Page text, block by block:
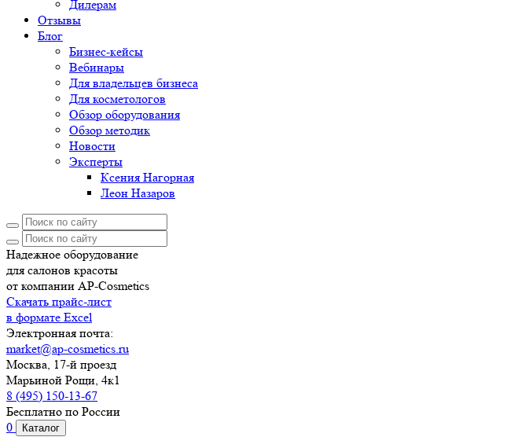
Дилерам
Отзывы
Блог
Бизнес-кейсы
Вебинары
Для владельцев бизнеса
Для косметологов
Обзор оборудования
Обзор методик
Новости
Эксперты
Ксения Нагорная
Леон Назаров
Надежное оборудование
для салонов красоты
от компании AP-Cosmetics
Скачать прайс-лист
в формате Excel
Электронная почта:
market@ap-cosmetics.ru
Москва, 17-й проезд
Марьиной Рощи, 4к1
8 (495) 150-13-67
Бесплатно по России
0
Каталог